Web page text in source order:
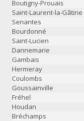
Boutigny-Prouais
Saint-Laurent-la-Gâtine
Senantes
Bourdonné
Saint-Lucien
Dannemarie
Gambais
Hermeray
Coulombs
Goussainville
Fréhel
Houdan
Bréchamps